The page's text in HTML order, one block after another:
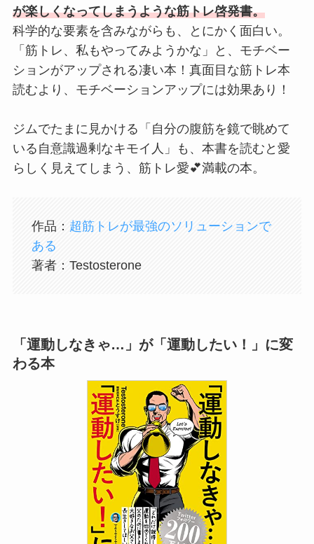
が楽しくなってしまうような筋トレ啓発書。
科学的な要素を含みながらも、とにかく面白い。
「筋トレ、私もやってみようかな」と、モチベー
ションがアップされる凄い本！真面目な筋トレ本
読むより、モチベーションアップには効果あり！
ジムでたまに見かける「自分の腹筋を鏡で眺めて
いる自意識過剰なキモイ人」も、本書を読むと愛
らしく見えてしまう、筋トレ愛💕満載の本。
作品： 超筋トレが最強のソリューションで
ある
著者：Testosterone
「運動しなきゃ…」が「運動したい！」に変
わる本